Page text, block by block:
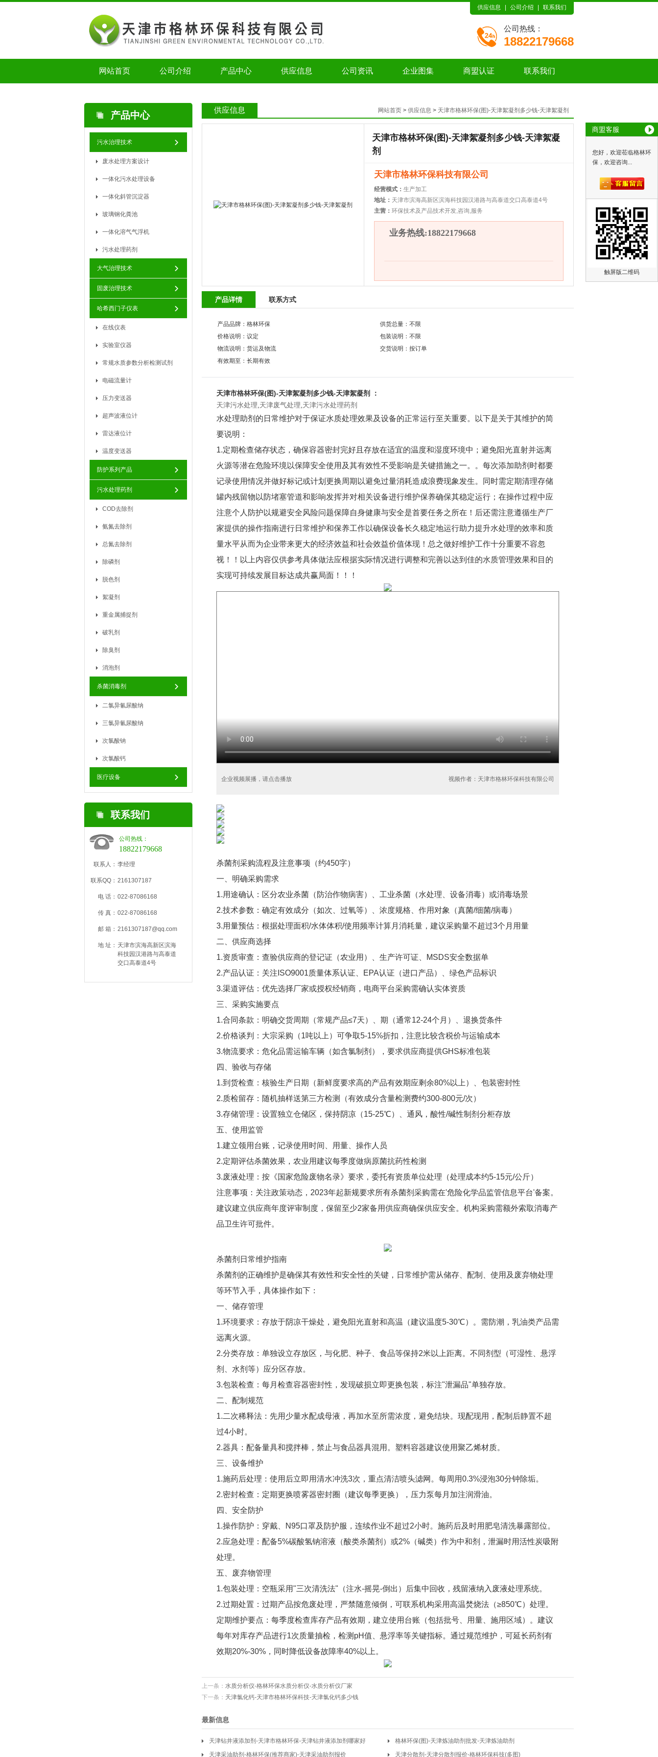
商盟客服
您好，欢迎莅临格林环
保，欢迎咨询...
触屏版二维码
供应信息 公司介绍 联系我们
公司热线：
18822179668
网站首页 公司介绍 产品中心 供应信息 公司资讯 企业图集 商盟认证 联系我们
产品中心
污水治理技术
废水处理方案设计
一体化污水处理设备
一体化斜管沉淀器
玻璃钢化粪池
一体化溶气气浮机
污水处理药剂
大气治理技术
固废治理技术
哈希西门子仪表
在线仪表
实验室仪器
常规水质参数分析检测试剂
电磁流量计
压力变送器
超声波液位计
雷达液位计
温度变送器
防护系列产品
污水处理药剂
COD去除剂
氨氮去除剂
总氮去除剂
除磷剂
脱色剂
絮凝剂
重金属捕捉剂
破乳剂
除臭剂
消泡剂
杀菌消毒剂
二氯异氰尿酸纳
三氯异氰尿酸纳
次氯酸钠
次氯酸钙
医疗设备
联系我们
公司热线：
18822179668
联系人： 李经理
联系QQ： 2161307187
电 话： 022-87086168
传 真： 022-87086168
邮 箱： 2161307187@qq.com
地 址： 天津市滨海高新区滨海
科技园汉港路与高泰道
交口高泰道4号
网站首页 > 供应信息 > 天津市格林环保(图)-天津絮凝剂多少钱-天津絮凝剂
供应信息
天津市格林环保(图)-天津絮凝剂多少钱-天津絮凝
剂
天津市格林环保科技有限公司
经营模式： 生产加工
地址： 天津市滨海高新区滨海科技园汉港路与高泰道交口高泰道4号
主营： 环保技术及产品技术开发,咨询,服务
业务热线:18822179668
产品详情 联系方式
产品品牌：格林环保
供货总量：不限
价格说明：议定
包装说明：不限
物流说明：货运及物流
交货说明：按订单
有效期至：长期有效
天津市格林环保(图)-天津絮凝剂多少钱-天津絮凝剂 ：
天津污水处理 天津废气处理 天津污水处理药剂
水处理助剂的日常维护对于保证水质处理效果及设备的正常运行至关重要。以下是关于其维护的简
要说明：
1.定期检查储存状态，确保容器密封完好且存放在适宜的温度和湿度环境中；避免阳光直射并远离
火源等潜在危险环境以保障安全使用及其有效性不受影响是关键措施之一。。每次添加助剂时都要
记录使用情况并做好标记或计划更换周期以避免过量消耗造成浪费现象发生。同时需定期清理存储
罐内残留物以防堵塞管道和影响发挥并对相关设备进行维护保养确保其稳定运行；在操作过程中应
注意个人防护以规避安全风险问题保障自身健康与安全是首要任务之所在！后还需注意遵循生产厂
家提供的操作指南进行日常维护和保养工作以确保设备长久稳定地运行助力提升水处理的效率和质
量水平从而为企业带来更大的经济效益和社会效益价值体现！总之做好维护工作十分重要不容忽
视！！以上内容仅供参考具体做法应根据实际情况进行调整和完善以达到佳的水质管理效果和目的
实现可持续发展目标达成共赢局面！！！
企业视频展播，请点击播放 视频作者：天津市格林环保科技有限公司
杀菌剂采购流程及注意事项（约450字）
一、明确采购需求
1.用途确认：区分农业杀菌（防治作物病害）、工业杀菌（水处理、设备消毒）或消毒场景
2.技术参数：确定有效成分（如次、过氧等）、浓度规格、作用对象（真菌/细菌/病毒）
3.用量预估：根据处理面积/水体体积/使用频率计算月消耗量，建议采购量不超过3个月用量
二、供应商选择
1.资质审查：查验供应商的登记证（农业用）、生产许可证、MSDS安全数据单
2.产品认证：关注ISO9001质量体系认证、EPA认证（进口产品）、绿色产品标识
3.渠道评估：优先选择厂家或授权经销商，电商平台采购需确认实体资质
三、采购实施要点
1.合同条款：明确交货周期（常规产品≤7天）、期（通常12-24个月）、退换货条件
2.价格谈判：大宗采购（1吨以上）可争取5-15%折扣，注意比较含税价与运输成本
3.物流要求：危化品需运输车辆（如含氯制剂），要求供应商提供GHS标准包装
四、验收与存储
1.到货检查：核验生产日期（新鲜度要求高的产品有效期应剩余80%以上）、包装密封性
2.质检留存：随机抽样送第三方检测（有效成分含量检测费约300-800元/次）
3.存储管理：设置独立仓储区，保持阴凉（15-25℃）、通风，酸性/碱性制剂分柜存放
五、使用监管
1.建立领用台账，记录使用时间、用量、操作人员
2.定期评估杀菌效果，农业用建议每季度做病原菌抗药性检测
3.废液处理：按《国家危险废物名录》要求，委托有资质单位处理（处理成本约5-15元/公斤）
注意事项：关注政策动态，2023年起新规要求所有杀菌剂采购需在'危险化学品监管信息平台'备案。
建议建立供应商年度评审制度，保留至少2家备用供应商确保供应安全。机构采购需额外索取消毒产
品卫生许可批件。
杀菌剂日常维护指南
杀菌剂的正确维护是确保其有效性和安全性的关键，日常维护需从储存、配制、使用及废弃物处理
等环节入手，具体操作如下：
一、储存管理
1.环境要求：存放于阴凉干燥处，避免阳光直射和高温（建议温度5-30℃）。需防潮，乳油类产品需
远离火源。
2.分类存放：单独设立存放区，与化肥、种子、食品等保持2米以上距离。不同剂型（可湿性、悬浮
剂、水剂等）应分区存放。
3.包装检查：每月检查容器密封性，发现破损立即更换包装，标注"泄漏品"单独存放。
二、配制规范
1.二次稀释法：先用少量水配成母液，再加水至所需浓度，避免结块。现配现用，配制后静置不超
过4小时。
2.器具：配备量具和搅拌棒，禁止与食品器具混用。塑料容器建议使用聚乙烯材质。
三、设备维护
1.施药后处理：使用后立即用清水冲洗3次，重点清洁喷头滤网。每周用0.3%浸泡30分钟除垢。
2.密封检查：定期更换喷雾器密封圈（建议每季更换），压力泵每月加注润滑油。
四、安全防护
1.操作防护：穿戴、N95口罩及防护服，连续作业不超过2小时。施药后及时用肥皂清洗暴露部位。
2.应急处理：配备5%碳酸氢钠溶液（酸类杀菌剂）或2%（碱类）作为中和剂，泄漏时用活性炭吸附
处理。
五、废弃物管理
1.包装处理：空瓶采用"三次清洗法"（注水-摇晃-倒出）后集中回收，残留液纳入废液处理系统。
2.过期处置：过期产品按危废处理，严禁随意倾倒，可联系机构采用高温焚烧法（≥850℃）处理。
定期维护要点：每季度检查库存产品有效期，建立使用台账（包括批号、用量、施用区域）。建议
每年对库存产品进行1次质量抽检，检测pH值、悬浮率等关键指标。通过规范维护，可延长药剂有
效期20%-30%，同时降低设备故障率40%以上。
上一条： 水质分析仪-格林环保水质分析仪-水质分析仪厂家
下一条： 天津氯化钙-天津市格林环保科技-天津氯化钙多少钱
最新信息
天津钻井液添加剂-天津市格林环保-天津钻井液添加剂哪家好
格林环保(图)-天津炼油助剂批发-天津炼油助剂
天津采油助剂-格林环保(推荐商家)-天津采油助剂报价
天津分散剂-天津分散剂报价-格林环保科技(多图)